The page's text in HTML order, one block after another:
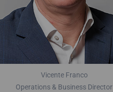
Vicente Franco
Operations & Business Director